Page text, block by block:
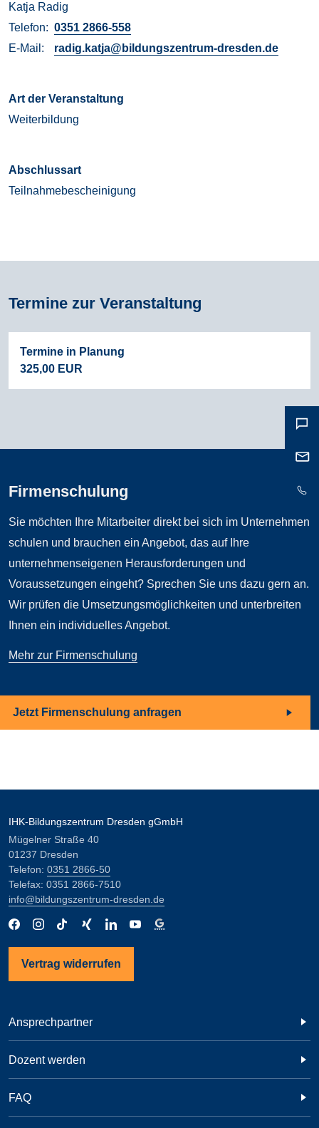
Katja Radig
Telefon:
E-Mail:
0351 2866-558
radig.katja@bildungszentrum-dresden.de
Art der Veranstaltung
Weiterbildung
Abschlussart
Teilnahmebescheinigung
Termine zur Veranstaltung
Termine in Planung
325,00 EUR
Firmenschulung
Sie möchten Ihre Mitarbeiter direkt bei sich im Unternehmen
schulen und brauchen ein Angebot, das auf Ihre
unternehmenseigenen Herausforderungen und
Voraussetzungen eingeht? Sprechen Sie uns dazu gern an.
Wir prüfen die Umsetzungsmöglichkeiten und unterbreiten
Ihnen ein individuelles Angebot.
Mehr zur Firmenschulung
Jetzt Firmenschulung anfragen
IHK-Bildungszentrum Dresden gGmbH
Mügelner Straße 40
01237 Dresden
Telefon: 0351 2866-50
Telefax: 0351 2866-7510
info@bildungszentrum-dresden.de
Vertrag widerrufen
Ansprechpartner
Dozent werden
FAQ